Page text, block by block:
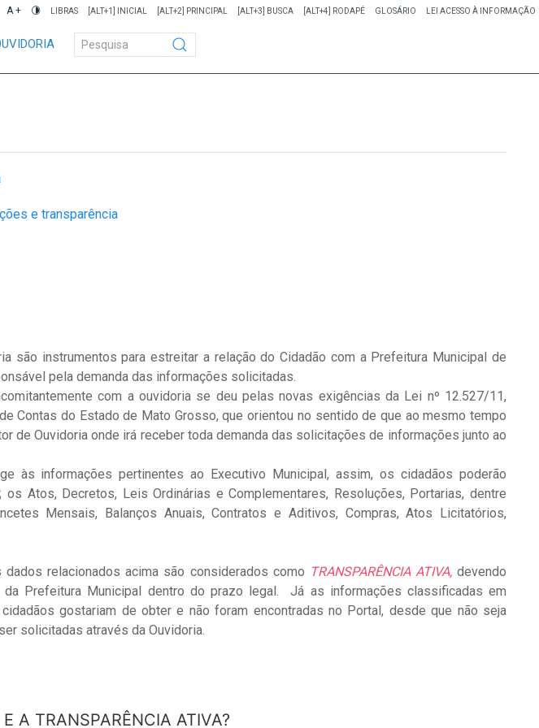
A + LIBRAS [ALT+1] INICIAL [ALT+2] PRINCIPAL [ALT+3] BUSCA [ALT+4] RODAPÉ GLOSÁRIO LEI ACESSO À INFORMAÇÃO
e transparência
são instrumentos para estreitar a relação do Cidadão com a Prefeitura Municipal de
pela demanda das informações solicitadas.
com a ouvidoria se deu pelas novas exigências da Lei nº 12.527/11,
Contas do Estado de Mato Grosso, que orientou no sentido de que ao mesmo tempo
de Ouvidoria onde irá receber toda demanda das solicitações de informações junto ao
às informações pertinentes ao Executivo Municipal, assim, os cidadãos poderão
Atos, Decretos, Leis Ordinárias e Complementares, Resoluções, Portarias, dentre
Mensais, Balanços Anuais, Contratos e Aditivos, Compras, Atos Licitatórios,
relacionados acima são considerados como TRANSPARÊNCIA ATIVA,devendo
Prefeitura Municipal dentro do prazo legal. Já as informações classificadas em
gostariam de obter e não foram encontradas no Portal, desde que não seja
solicitadas através da Ouvidoria.
A TRANSPARÊNCIA ATIVA?